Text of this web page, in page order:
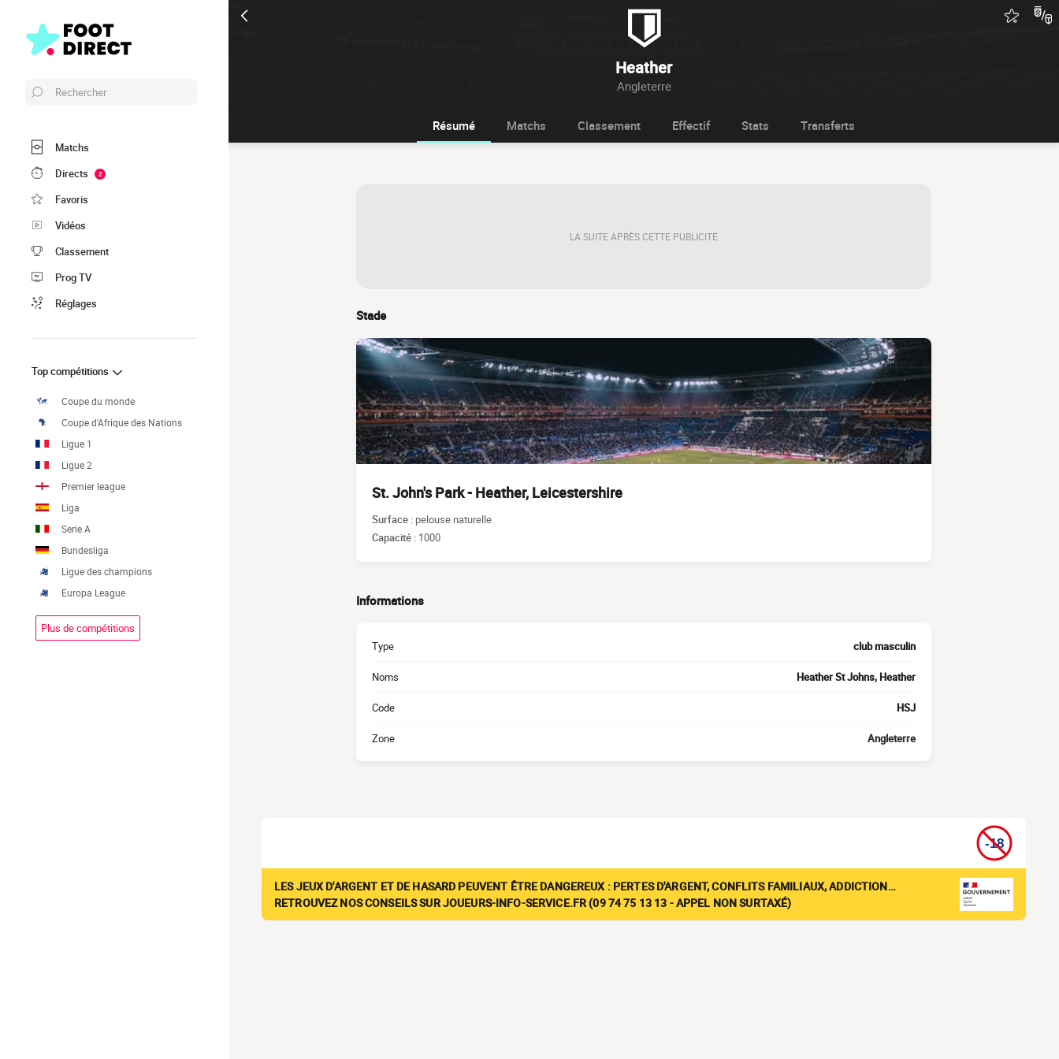
Heather
Angleterre
Rechercher
Matchs
Directs
2
Favoris
Vidéos
Classement
Prog TV
Réglages
Top compétitions
Coupe du monde
Coupe d'Afrique des Nations
Ligue 1
Ligue 2
Premier league
Liga
Serie A
Bundesliga
Ligue des champions
Europa League
Plus de compétitions
Résumé Matchs Classement Effectif Stats Transferts
LA SUITE APRÈS CETTE PUBLICITÉ
Stade
St. John's Park - Heather, Leicestershire
Surface : pelouse naturelle
Capacité : 1000
Informations
Type club masculin
Noms Heather St Johns, Heather
Code HSJ
Zone Angleterre
LES JEUX D'ARGENT ET DE HASARD PEUVENT ÊTRE DANGEREUX : PERTES D'ARGENT, CONFLITS FAMILIAUX, ADDICTION…
RETROUVEZ NOS CONSEILS SUR JOUEURS-INFO-SERVICE.FR (09 74 75 13 13 - APPEL NON SURTAXÉ)